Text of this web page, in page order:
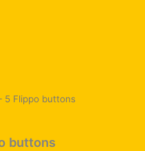
5 Flippo buttons
buttons